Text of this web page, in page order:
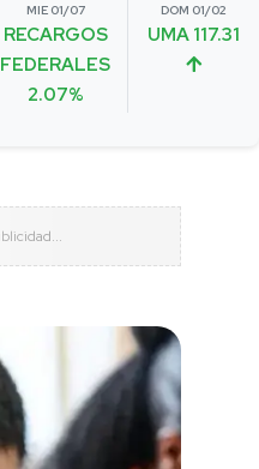
MIE 01/07
RECARGOS
FEDERALES
2.07%
DOM 01/02
UMA 117.31